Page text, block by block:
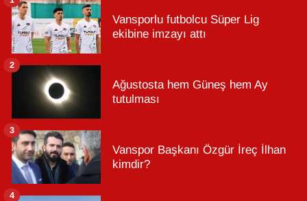
Vansporlu futbolcu Süper Lig
ekibine imzayı attı
Ağustosta hem Güneş hem Ay
tutulması
2
Vanspor Başkanı Özgür İreç İlhan
kimdir?
3
4